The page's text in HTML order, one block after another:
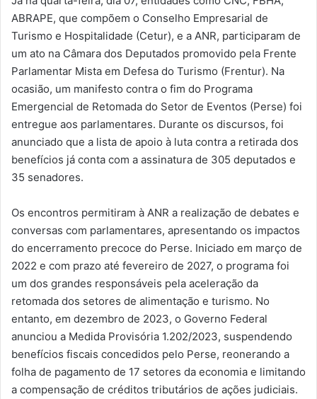
ABRAPE, que compõem o Conselho Empresarial de
Turismo e Hospitalidade (Cetur), e a ANR, participaram de
um ato na Câmara dos Deputados promovido pela Frente
Parlamentar Mista em Defesa do Turismo (Frentur). Na
ocasião, um manifesto contra o fim do Programa
Emergencial de Retomada do Setor de Eventos (Perse) foi
entregue aos parlamentares. Durante os discursos, foi
anunciado que a lista de apoio à luta contra a retirada dos
benefícios já conta com a assinatura de 305 deputados e
35 senadores.
Os encontros permitiram à ANR a realização de debates e
conversas com parlamentares, apresentando os impactos
do encerramento precoce do Perse. Iniciado em março de
2022 e com prazo até fevereiro de 2027, o programa foi
um dos grandes responsáveis pela aceleração da
retomada dos setores de alimentação e turismo. No
entanto, em dezembro de 2023, o Governo Federal
anunciou a Medida Provisória 1.202/2023, suspendendo
benefícios fiscais concedidos pelo Perse, reonerando a
folha de pagamento de 17 setores da economia e limitando
a compensação de créditos tributários de ações judiciais.